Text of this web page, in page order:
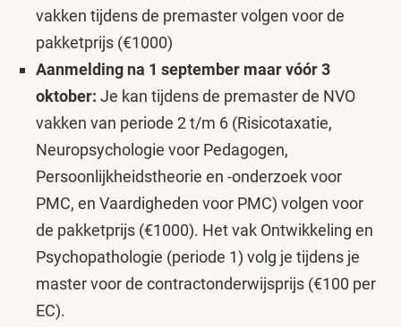
vakken tijdens de premaster volgen voor de
pakketprijs (€1000)
Aanmelding na 1 september maar vóór 3
oktober: Je kan tijdens de premaster de NVO
vakken van periode 2 t/m 6 (Risicotaxatie,
Neuropsychologie voor Pedagogen,
Persoonlijkheidstheorie en -onderzoek voor
PMC, en Vaardigheden voor PMC) volgen voor
de pakketprijs (€1000). Het vak Ontwikkeling en
Psychopathologie (periode 1) volg je tijdens je
master voor de contractonderwijsprijs (€100 per
EC).